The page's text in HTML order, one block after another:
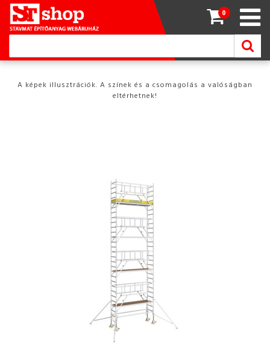
0
A képek illusztrációk. A színek és a csomagolás a valóságban
eltérhetnek!